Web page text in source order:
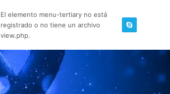
El elemento menu-tertiary no está
registrado o no tiene un archivo
view.php.